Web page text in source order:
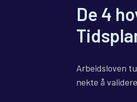
De 4
Arbeidsloven
nekte å